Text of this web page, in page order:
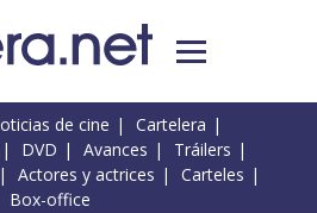
de cine
Cartelera
DVD Avances
Tráilers
Actores y actrices
Carteles
Box-office